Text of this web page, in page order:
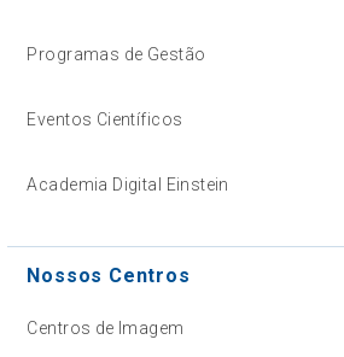
Programas de Gestão
Eventos Científicos
Academia Digital Einstein
Nossos Centros
Centros de Imagem